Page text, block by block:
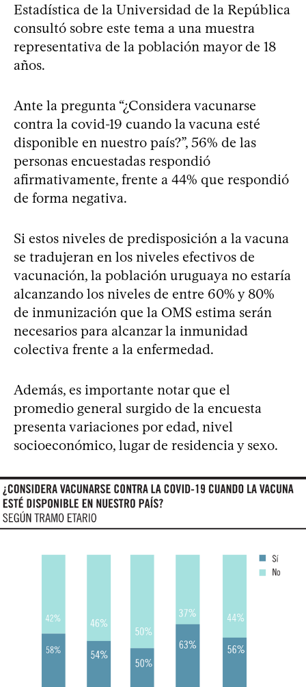
Estadística de la Universidad de la República
consultó sobre este tema a una muestra
representativa de la población mayor de 18
años.
Ante la pregunta “¿Considera vacunarse
contra la covid-19 cuando la vacuna esté
disponible en nuestro país?”, 56% de las
personas encuestadas respondió
afirmativamente, frente a 44% que respondió
de forma negativa.
Si estos niveles de predisposición a la vacuna
se tradujeran en los niveles efectivos de
vacunación, la población uruguaya no estaría
alcanzando los niveles de entre 60% y 80%
de inmunización que la OMS estima serán
necesarios para alcanzar la inmunidad
colectiva frente a la enfermedad.
Además, es importante notar que el
promedio general surgido de la encuesta
presenta variaciones por edad, nivel
socioeconómico, lugar de residencia y sexo.